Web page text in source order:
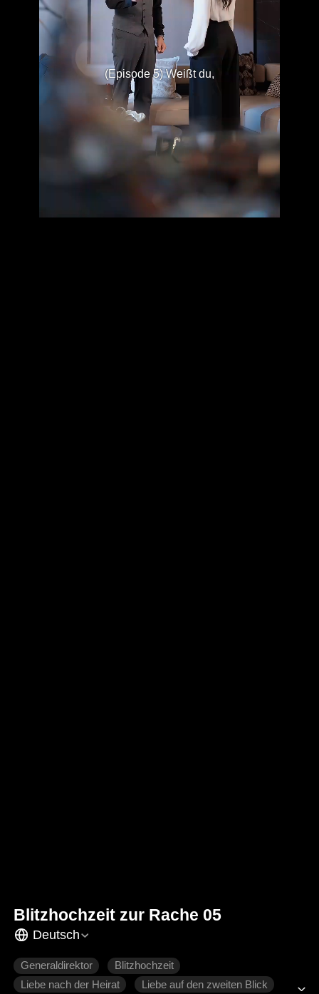
(Episode 5) Weißt du,
Blitzhochzeit zur Rache 05
Deutsch
Generaldirektor
Blitzhochzeit
Liebe nach der Heirat
Liebe auf den zweiten Blick